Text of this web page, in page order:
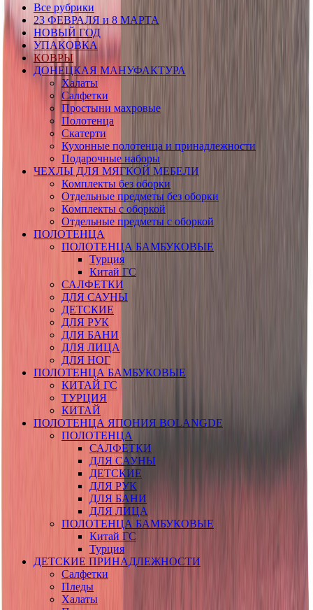
Все рубрики
23 ФЕВРАЛЯ и 8 МАРТА
НОВЫЙ ГОД
УПАКОВКА
КОВРЫ
ДОНЕЦКАЯ МАНУФАКТУРА
Халаты
Салфетки
Простыни махровые
Полотенца
Скатерти
Кухонные полотенца и принадлежности
Подарочные наборы
ЧЕХЛЫ ДЛЯ МЯГКОЙ МЕБЕЛИ
Комплекты без оборки
Отдельные предметы без оборки
Комплекты с оборкой
Отдельные предметы с оборкой
ПОЛОТЕНЦА
ПОЛОТЕНЦА БАМБУКОВЫЕ
Турция
Китай ГС
САЛФЕТКИ
ДЛЯ САУНЫ
ДЕТСКИЕ
ДЛЯ РУК
ДЛЯ БАНИ
ДЛЯ ЛИЦА
ДЛЯ НОГ
ПОЛОТЕНЦА БАМБУКОВЫЕ
КИТАЙ ГС
ТУРЦИЯ
КИТАЙ
ПОЛОТЕНЦА ЯПОНИЯ BOLANGDE
ПОЛОТЕНЦА
САЛФЕТКИ
ДЛЯ САУНЫ
ДЕТСКИЕ
ДЛЯ РУК
ДЛЯ БАНИ
ДЛЯ ЛИЦА
ПОЛОТЕНЦА БАМБУКОВЫЕ
Китай ГС
Турция
ДЕТСКИЕ ПРИНАДЛЕЖНОСТИ
Салфетки
Пледы
Халаты